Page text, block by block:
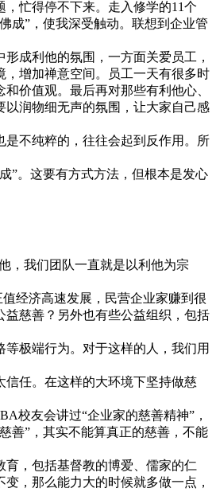
忙得停不下来。走入修学的11个
成”，使我深受触动。联想到企业管
成利他的氛围，一方面关爱员工，
增加禅意空间。员工一天有很多时
价值观。最后再对那些有利他心、
润物细无声的氛围，让大家自己感
不纯粹的，往往会起到反作用。所
”。这要有方式方法，但根本是发心
，我们团队一直就是以利他为宗
经济高速发展，民营企业家赚到很
慈善？另外也有些公益组织，包括
极端行为。对于这样的人，我们用
任。在这样的大环境下坚持做慈
校友会讲过“企业家的慈善精神”，
善”，其实不能算真正的慈善，不能
，包括基督教的博爱、儒家的仁
，那么能力大的时候就多做一点，